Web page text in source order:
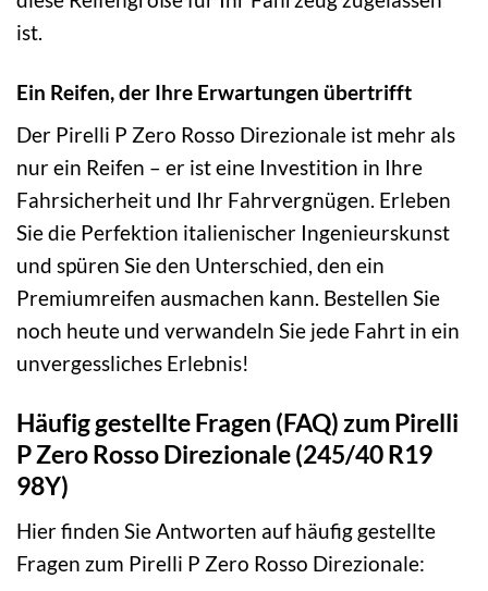
ist.
Ein Reifen, der Ihre Erwartungen übertrifft
Der Pirelli P Zero Rosso Direzionale ist mehr als
nur ein Reifen – er ist eine Investition in Ihre
Fahrsicherheit und Ihr Fahrvergnügen. Erleben
Sie die Perfektion italienischer Ingenieurskunst
und spüren Sie den Unterschied, den ein
Premiumreifen ausmachen kann. Bestellen Sie
noch heute und verwandeln Sie jede Fahrt in ein
unvergessliches Erlebnis!
Häufig gestellte Fragen (FAQ) zum Pirelli
P Zero Rosso Direzionale (245/40 R19
98Y)
Hier finden Sie Antworten auf häufig gestellte
Fragen zum Pirelli P Zero Rosso Direzionale: